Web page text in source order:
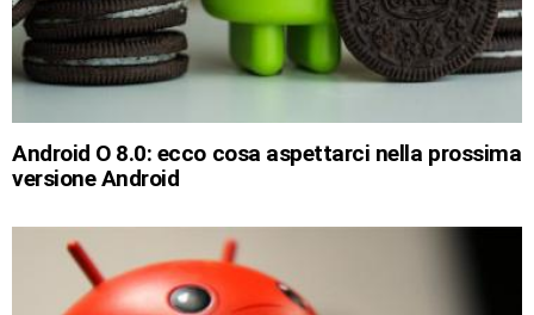
Android O 8.0: ecco cosa aspettarci nella prossima
versione Android